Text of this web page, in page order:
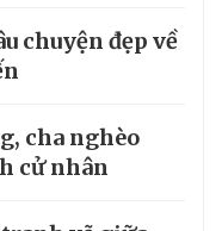
chuyện đẹp về
cha nghèo
cử nhân